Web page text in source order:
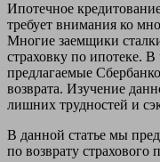
Ипотечное
требует внимания ко
Многие заемщики
страховку по ипотеке. В
предлагаемые
возврата. Изучение
лишних трудностей и
В данной статье мы
по возврату